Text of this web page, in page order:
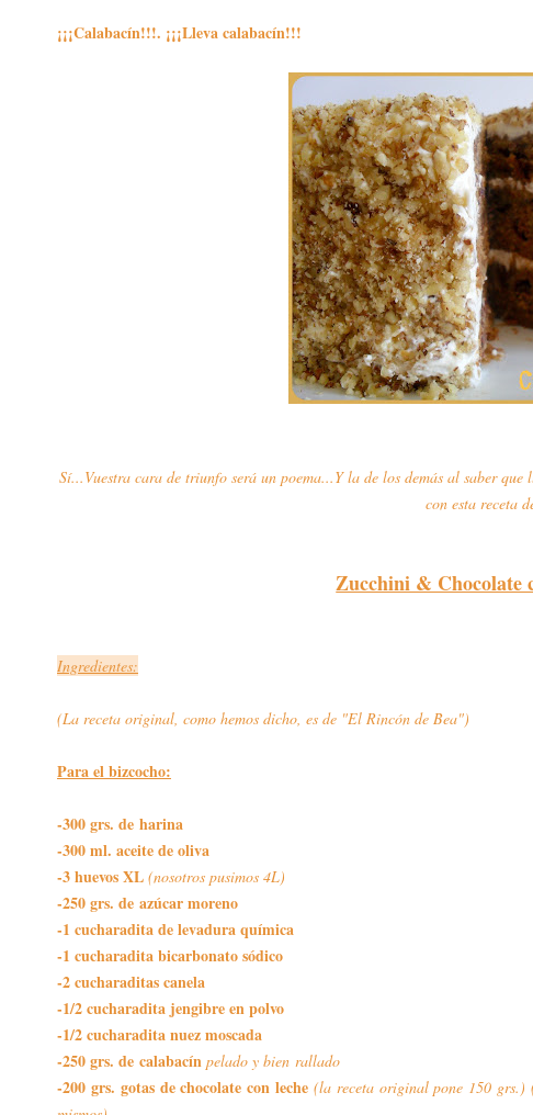
¡¡¡Calabacín!!!. ¡¡¡Lleva calabacín!!!
Sí...Vuestra cara de triunfo será un poema...Y la de los demás al saber
con esta receta
Zucchini & Chocolate
Ingredientes:
(La receta original, como hemos dicho, es de "El Rincón de Bea")
Para el bizcocho:
-300 grs. de harina
-300 ml. aceite de oliva
-3 huevos XL (nosotros pusimos 4L)
-250 grs. de azúcar moreno
-1 cucharadita de levadura química
-1 cucharadita bicarbonato sódico
-2 cucharaditas canela
-1/2 cucharadita jengibre en polvo
-1/2 cucharadita nuez moscada
-250 grs. de calabacín pelado y bien rallado
-200 grs. gotas de chocolate con leche (la receta original pone 150 grs.)